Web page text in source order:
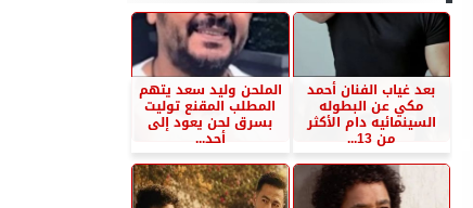
بعد غياب الفنان أحمد
مكي عن البطوله
السينمائيه دام الأكثر
من 13...
الملحن وليد سعد يتهم
المطلب المقنع توليت
بسرق لحن يعود إلى
أحد...